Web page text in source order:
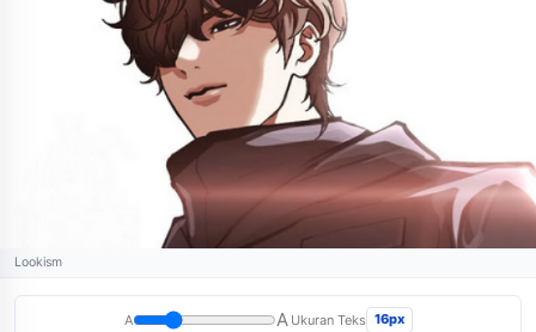
Lookism
A A Ukuran Teks 16px